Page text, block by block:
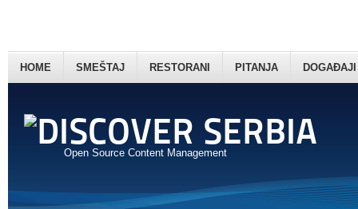
Open Source Content Management
HOME SMEŠTAJ RESTORANI PITANJA DOGAĐAJI